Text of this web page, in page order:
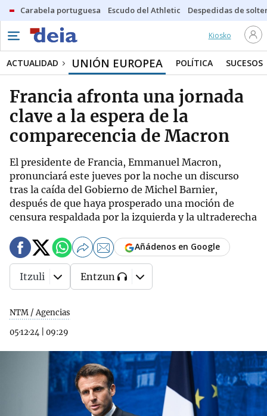
Carabela portuguesa Escudo del Athletic Despedidas de
Kiosko
ACTUALIDAD UNIÓN EUROPEA POLÍTICA SUCESOS
Francia afronta una jornada
clave a la espera de la
comparecencia de Macron
El presidente de Francia, Emmanuel Macron,
pronunciará este jueves por la noche un discurso
tras la caída del Gobierno de Michel Barnier,
después de que haya prosperado una moción de
censura respaldada por la izquierda y la ultraderecha
NTM / Agencias
05·12·24
09:29
Añádenos en Google
Itzuli Entzun